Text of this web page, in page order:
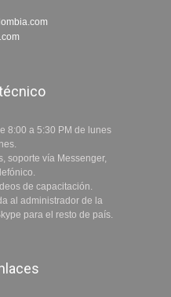
8:00 a 5:30 PM de lunes
soporte vía Messenger,
de capacitación.
al administrador de la
para el resto de país.